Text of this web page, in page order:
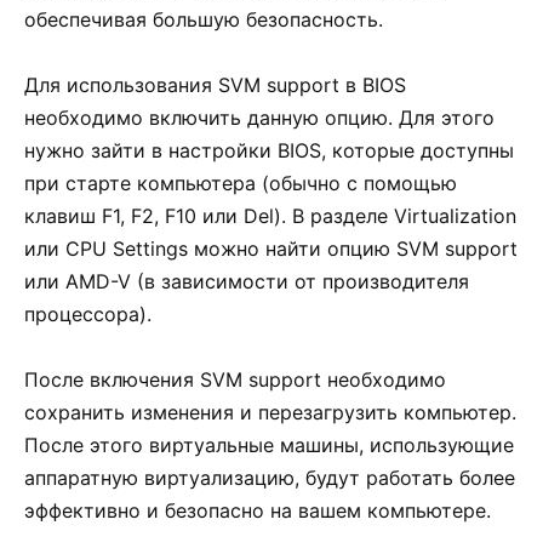
обеспечивая большую безопасность.
Для использования SVM support в BIOS
необходимо включить данную опцию. Для этого
нужно зайти в настройки BIOS, которые доступны
при старте компьютера (обычно с помощью
клавиш F1, F2, F10 или Del). В разделе Virtualization
или CPU Settings можно найти опцию SVM support
или AMD-V (в зависимости от производителя
процессора).
После включения SVM support необходимо
сохранить изменения и перезагрузить компьютер.
После этого виртуальные машины, использующие
аппаратную виртуализацию, будут работать более
эффективно и безопасно на вашем компьютере.